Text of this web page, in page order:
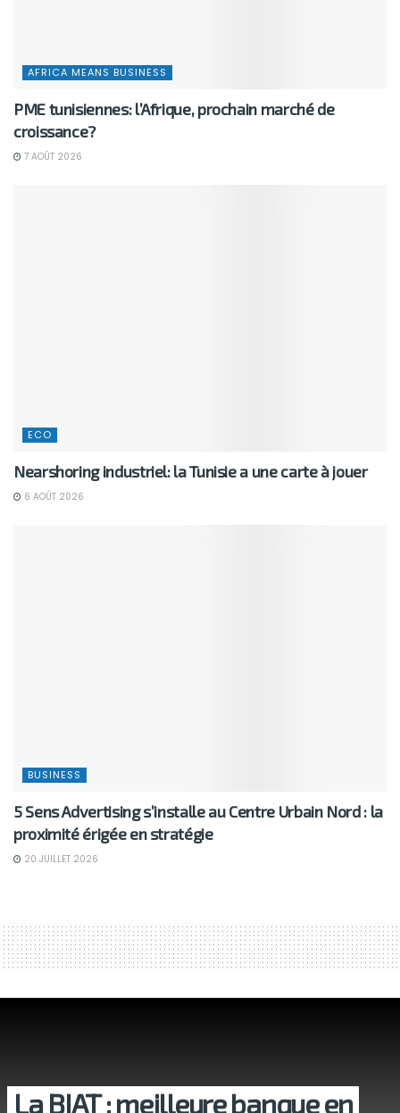
AFRICA MEANS BUSINESS
PME tunisiennes: l’Afrique, prochain marché de
croissance?
7 AOÛT 2026
ECO
Nearshoring industriel: la Tunisie a une carte à jouer
6 AOÛT 2026
BUSINESS
5 Sens Advertising s’installe au Centre Urbain Nord : la
proximité érigée en stratégie
20 JUILLET 2026
La BIAT : meilleure banque en